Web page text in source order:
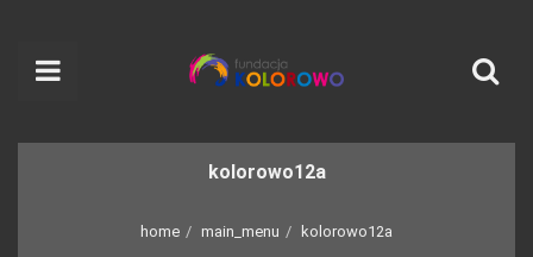
kolorowo12a
home main_menu kolorowo12a